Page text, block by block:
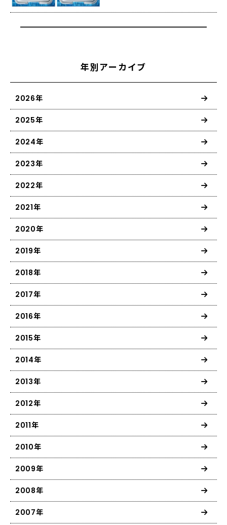
年別アーカイブ
2026年
2025年
2024年
2023年
2022年
2021年
2020年
2019年
2018年
2017年
2016年
2015年
2014年
2013年
2012年
2011年
2010年
2009年
2008年
2007年